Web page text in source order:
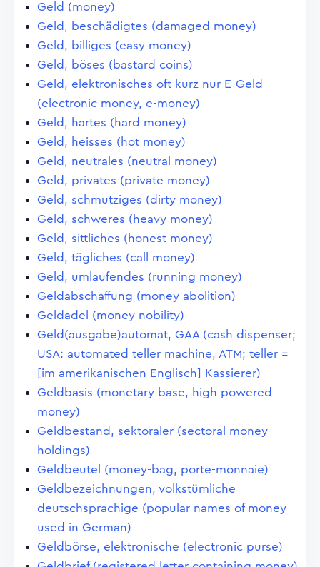
Geld (money)
Geld, beschädigtes (damaged money)
Geld, billiges (easy money)
Geld, böses (bastard coins)
Geld, elektronisches oft kurz nur E-Geld
(electronic money, e-money)
Geld, hartes (hard money)
Geld, heisses (hot money)
Geld, neutrales (neutral money)
Geld, privates (private money)
Geld, schmutziges (dirty money)
Geld, schweres (heavy money)
Geld, sittliches (honest money)
Geld, tägliches (call money)
Geld, umlaufendes (running money)
Geldabschaffung (money abolition)
Geldadel (money nobility)
Geld(ausgabe)automat, GAA (cash dispenser;
USA: automated teller machine, ATM; teller =
[im amerikanischen Englisch] Kassierer)
Geldbasis (monetary base, high powered
money)
Geldbestand, sektoraler (sectoral money
holdings)
Geldbeutel (money-bag, porte-monnaie)
Geldbezeichnungen, volkstümliche
deutschsprachige (popular names of money
used in German)
Geldbörse, elektronische (electronic purse)